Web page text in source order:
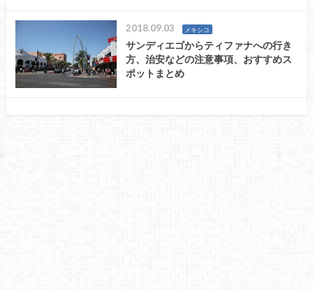
2018.09.03 メキシコ
サンディエゴからティファナへの行き
方、治安などの注意事項、おすすめス
ポットまとめ